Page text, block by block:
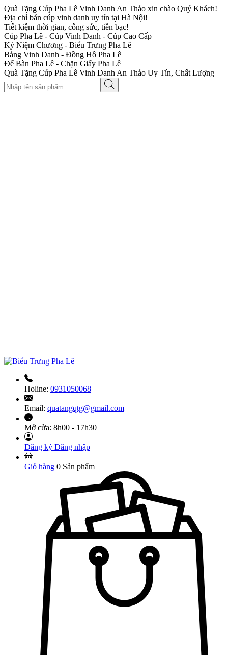
Quà Tặng Cúp Pha Lê Vinh Danh An Thảo xin chào Quý Khách!
Địa chỉ bán cúp vinh danh uy tín tại Hà Nội!
Tiết kiệm thời gian, công sức, tiền bạc!
Cúp Pha Lê - Cúp Vinh Danh - Cúp Cao Cấp
Kỷ Niệm Chương - Biểu Trưng Pha Lê
Bảng Vinh Danh - Đồng Hồ Pha Lê
Để Bàn Pha Lê - Chặn Giấy Pha Lê
Quà Tặng Cúp Pha Lê Vinh Danh An Thảo Uy Tín, Chất Lượng
Holine: 0931050068
Email: quatangqtg@gmail.com
Mở cửa: 8h00 - 17h30
Đăng ký Đăng nhập
Giỏ hàng 0 Sản phẩm